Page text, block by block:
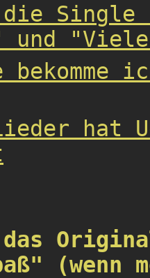
die
bekomme
hat
das
(wenn